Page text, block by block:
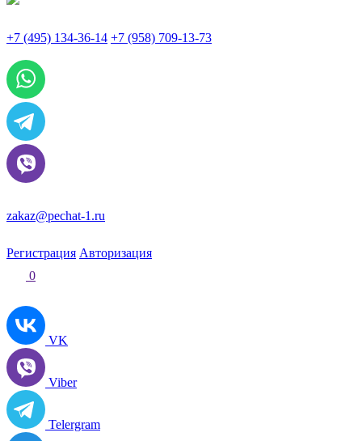
+7 (495) 134-36-14 +7 (958) 709-13-73
zakaz@pechat-1.ru
Регистрация Авторизация
0
VK
Viber
Telergram